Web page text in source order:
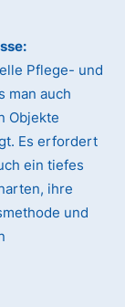
Pflege- und
man auch
Objekte
Es erfordert
ein tiefes
ihre
und